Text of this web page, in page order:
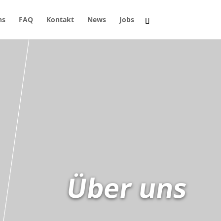
FAQ Kontakt News Jobs
Über uns